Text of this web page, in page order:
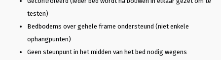
testen)
Bedbodems over gehele frame ondersteund (niet enkele
ophangpunten)
Geen steunpunt in het midden van het bed nodig wegens